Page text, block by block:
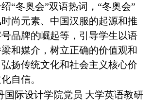
“冬奥会”双语热词，“冬奥会”
尚元素、中国汉服的起源和推
品牌的崛起等，引导学生以语
和媒介，树立正确的价值观和
扬传统文化和社会主义核心价
自信。
际设计学院党员 大学英语教研